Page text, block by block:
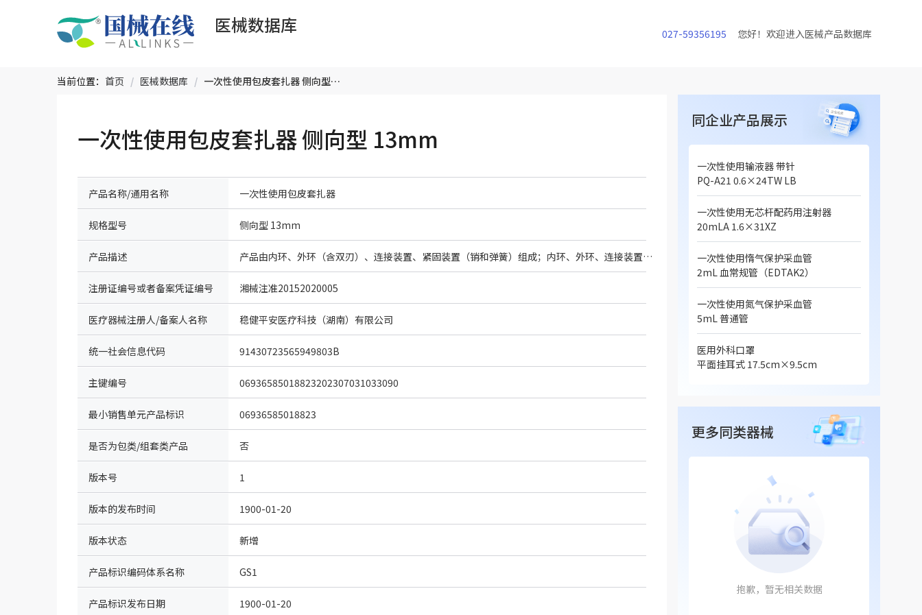
医械数据库 027-59356195 您好！欢迎进入医械产品数据库
当前位置： 首页 / 医械数据库 / 一次性使用包皮套扎器 侧向型 13mm
一次性使用包皮套扎器 侧向型 13mm
产品名称/通用名称 一次性使用包皮套扎器
规格型号 侧向型 13mm
产品描述 产品由内环、外环（含双刃）、连接装置、紧固装置（销和弹簧）组成；内环、外环、连接装置以及紧固装置的销均为聚碳酸酯材料。
注册证编号或者备案凭证编号 湘械注准20152020005
医疗器械注册人/备案人名称 稳健平安医疗科技（湖南）有限公司
统一社会信息代码 91430723565949803B
主键编号 06936585018823202307031033090
最小销售单元产品标识 06936585018823
是否为包类/组套类产品 否
版本号 1
版本的发布时间 1900-01-20
版本状态 新增
产品标识编码体系名称
（IDcode）
GS1
产品标识发布日期 1900-01-20
同企业产品展示
一次性使用输液器 带针
PQ-A21 0.6×24TW LB
一次性使用无芯杆配药用注射器
20mLA 1.6×31XZ
一次性使用惰气保护采血管
2mL 血常规管（EDTAK2）
一次性使用氮气保护采血管
5mL 普通管
医用外科口罩
平面挂耳式 17.5cm×9.5cm
更多同类器械
抱歉，暂无相关数据